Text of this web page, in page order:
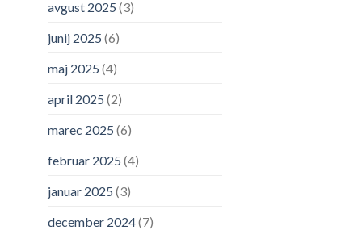
avgust 2025 (3)
junij 2025 (6)
maj 2025 (4)
april 2025 (2)
marec 2025 (6)
februar 2025 (4)
januar 2025 (3)
december 2024(7)